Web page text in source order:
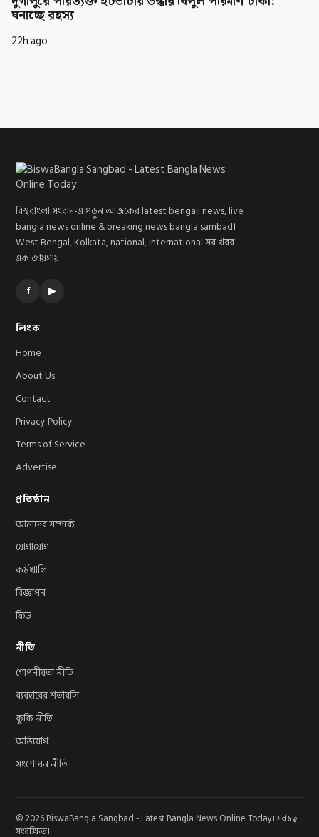
ঘনাচ্ছে রহস্য
22h ago
বিশ্ববাংলা সংবাদ-এ পড়ুন আজকের latest bengali news, live
bangla news online & breaking news bangla sambad।
West Bengal, Kolkata, national, international সব খবর
এক জায়গায়।
f ▶
লিংক
Home
About Us
Contact
Privacy Policy
Terms of Service
Advertise
প্রতিষ্ঠান
আমাদের সম্পর্কে
যোগাযোগ
কর্মখালি
বিজ্ঞাপন
ফিড
নীতি
গোপনীয়তা নীতি
ব্যবহারের শর্তাবলি
কুকি নীতি
অভিযোগ
সংশোধন নীতি
© 2026 BiswaBangla Sangbad - Latest Bangla News Online Today। সর্বস্বত্ব
সংরক্ষিত।